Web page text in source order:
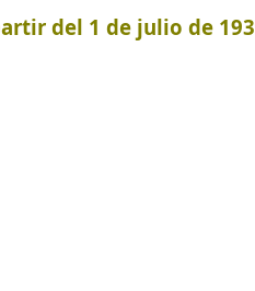
del 1 de julio de